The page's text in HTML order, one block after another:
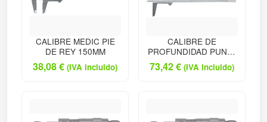
CALIBRE MEDIC PIE
DE REY 150MM
38,08€ (IVA incluido)
CALIBRE DE
PROFUNDIDAD PUNTA
73,42€ (IVA incluido)